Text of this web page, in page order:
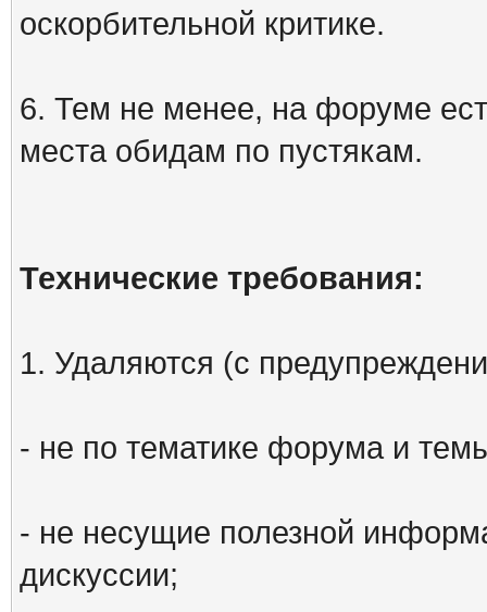
оскорбительной критике.
6. Тем не менее, на форуме
места обидам по пустякам.
Технические требования:
1. Удаляются (с
- не по тематике форума и
- не несущие полезной
дискуссии;